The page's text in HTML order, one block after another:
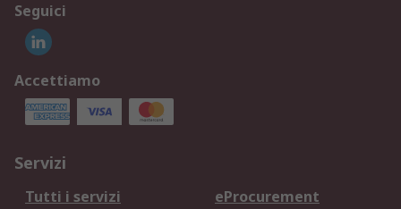
Seguici
Accettiamo
Servizi
Tutti i servizi
eProcurement